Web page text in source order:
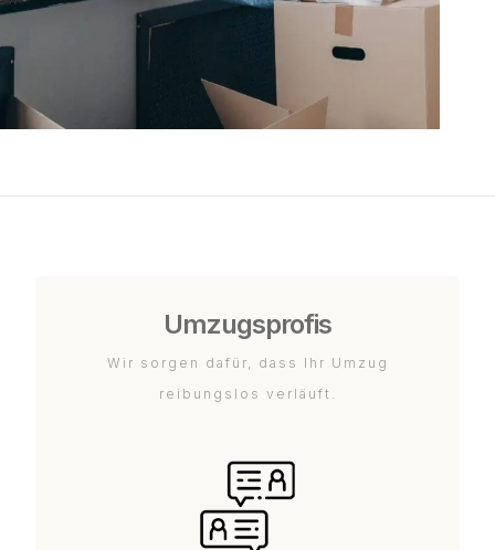
Umzugsprofis
Wir sorgen dafür, dass Ihr Umzug
reibungslos verläuft.